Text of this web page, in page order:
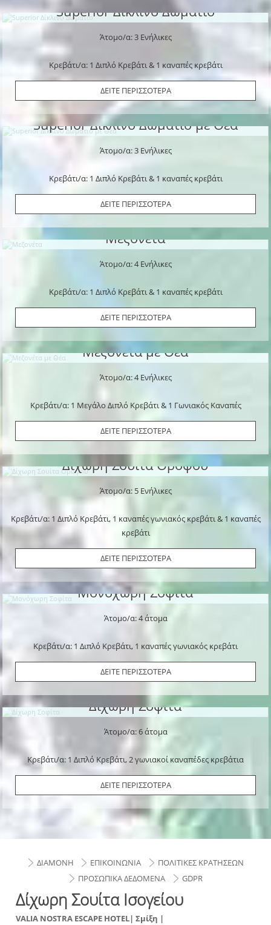
Superior Δίκλινο Δωμάτιο
Άτομο/α: 3 Ενήλικες
Κρεβάτι/α: 1 Διπλό Κρεβάτι & 1 καναπές κρεβάτι
ΔΕΙΤΕ ΠΕΡΙΣΣΟΤΕΡΑ
Superior Δίκλινο Δωμάτιο με Θέα
Άτομο/α: 3 Ενήλικες
Κρεβάτι/α: 1 Διπλό Κρεβάτι & 1 καναπές κρεβάτι
ΔΕΙΤΕ ΠΕΡΙΣΣΟΤΕΡΑ
Μεζονέτα
Άτομο/α: 4 Ενήλικες
Κρεβάτι/α: 1 Διπλό Κρεβάτι & 1 καναπές κρεβάτι
ΔΕΙΤΕ ΠΕΡΙΣΣΟΤΕΡΑ
Μεζονέτα με Θέα
Άτομο/α: 4 Ενήλικες
Κρεβάτι/α: 1 Μεγάλο Διπλό Κρεβάτι & 1 Γωνιακός Καναπές
ΔΕΙΤΕ ΠΕΡΙΣΣΟΤΕΡΑ
Δίχωρη Σουίτα Ορόφου
Άτομο/α: 5 Ενήλικες
Κρεβάτι/α: 1 Διπλό Κρεβάτι, 1 καναπές γωνιακός κρεβάτι & 1 καναπές
κρεβάτι
ΔΕΙΤΕ ΠΕΡΙΣΣΟΤΕΡΑ
Μονόχωρη Σοφίτα
Άτομο/α: 4 άτομα
Κρεβάτι/α: 1 Διπλό Κρεβάτι, 1 καναπές γωνιακός κρεβάτι
ΔΕΙΤΕ ΠΕΡΙΣΣΟΤΕΡΑ
Δίχωρη Σοφίτα
Άτομο/α: 6 άτομα
Κρεβάτι/α: 1 Διπλό Κρεβάτι, 2 γωνιακοί καναπέδες κρεβάτια
ΔΕΙΤΕ ΠΕΡΙΣΣΟΤΕΡΑ
ΔΙΑΜΟΝΗ ΕΠΙΚΟΙΝΩΝΙΑ
ΠΟΛΙΤΙΚΕΣ ΚΡΑΤΗΣΕΩΝ
ΠΡΟΣΩΠΙΚΑ ΔΕΔΟΜΕΝΑ
GDPR
Δίχωρη Σουίτα Ισογείου
VALIA NOSTRA ESCAPE HOTEL| Σμίξη |